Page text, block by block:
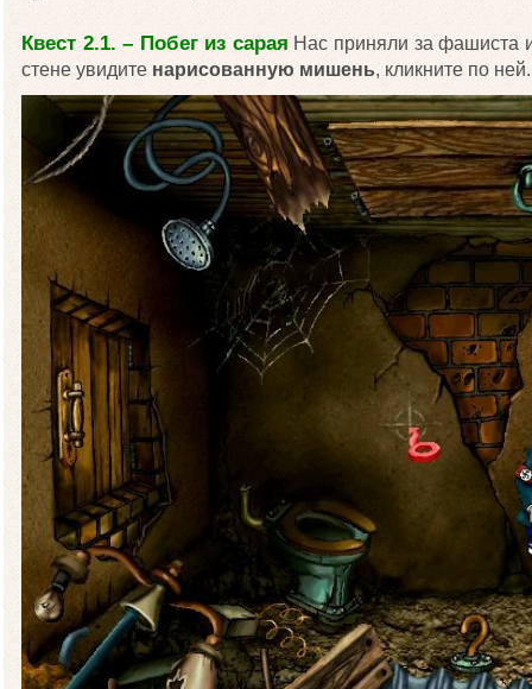
Квест 2.1. – Побег из сарая Нас приняли за фашиста
стене увидите нарисованную мишень, кликните по ней.